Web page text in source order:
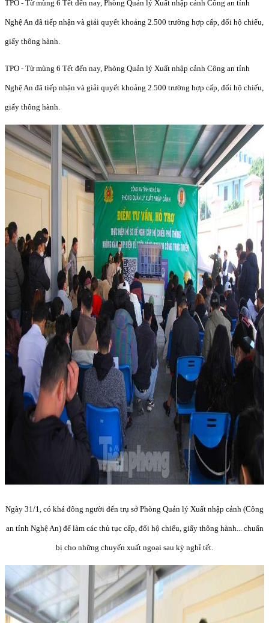
TPO - Từ mùng 6 Tết đến nay, Phòng Quản lý Xuất nhập cảnh Công an tỉnh
Nghệ An đã tiếp nhận và giải quyết khoảng 2.500 trường hợp cấp, đổi hộ chiếu,
giấy thông hành.
TPO - Từ mùng 6 Tết đến nay, Phòng Quản lý Xuất nhập cảnh Công an tỉnh
Nghệ An đã tiếp nhận và giải quyết khoảng 2.500 trường hợp cấp, đổi hộ chiếu,
giấy thông hành.
Ngày 31/1, có khá đông người đến trụ sở Phòng Quản lý Xuất nhập cảnh (Công
an tỉnh Nghệ An) để làm các thủ tục cấp, đổi hộ chiếu, giấy thông hành... chuẩn
bị cho những chuyến xuất ngoại sau kỳ nghỉ tết.